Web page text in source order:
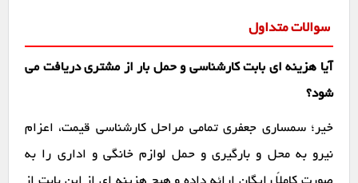
سوالات متداول
آیا هزینه ای بابت کارشناسی و حمل بار از مشتری دریافت می
شود؟
خیر؛ سمساری جعفری تمامی مراحل کارشناسی قیمت، اعزام
نیرو به محل و بارگیری و حمل لوازم خانگی و اداری را به